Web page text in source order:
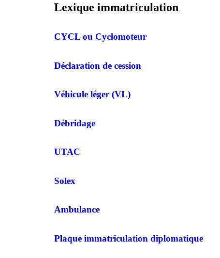
Lexique immatriculation
CYCL ou Cyclomoteur
Déclaration de cession
Véhicule léger (VL)
Débridage
UTAC
Solex
Ambulance
Plaque immatriculation diplomatique